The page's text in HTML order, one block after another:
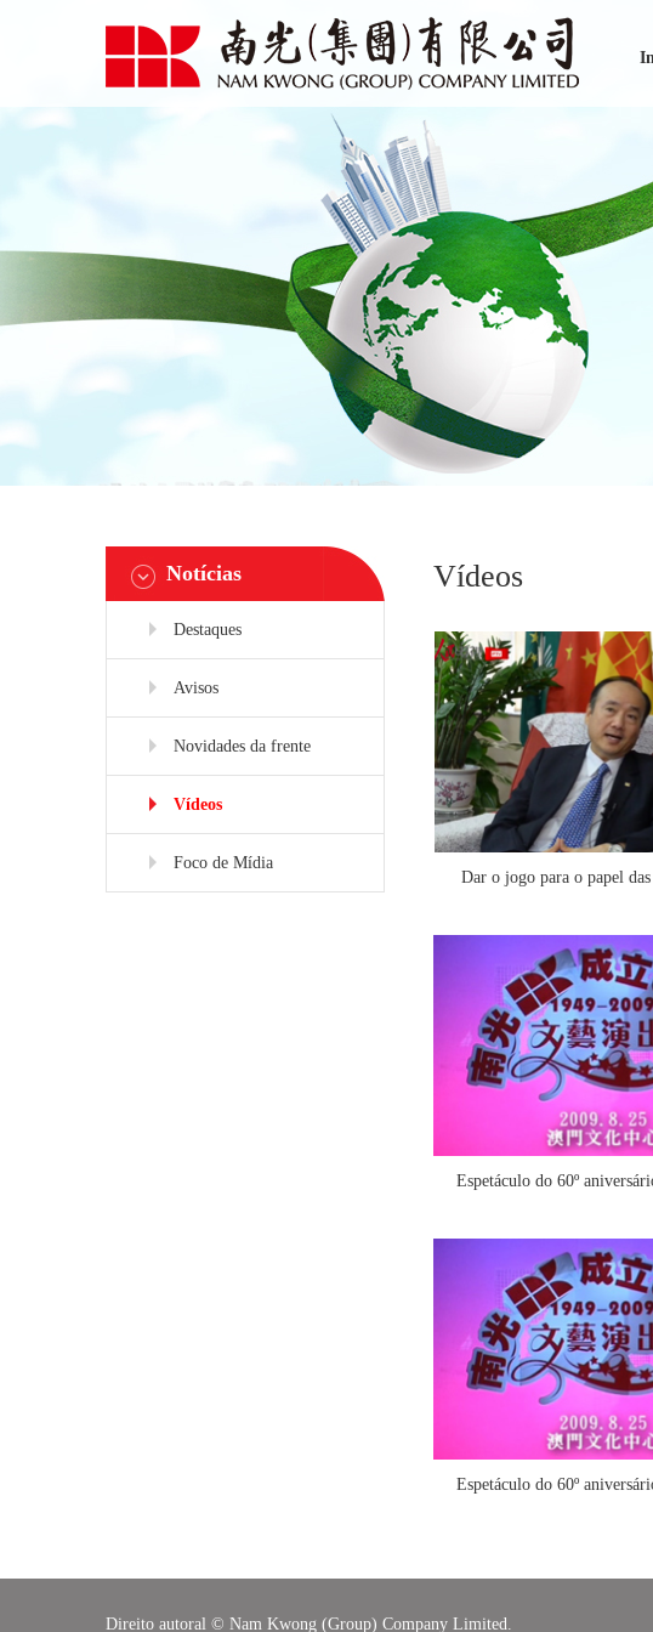
Notícias
Destaques
Avisos
Novidades da frente
Vídeos
Foco de Mídia
Vídeos
Dar o jogo para o papel das
Espetáculo do 60º
Espetáculo do 60º
Direito autoral © Nam Kwong (Group) Company Limited.